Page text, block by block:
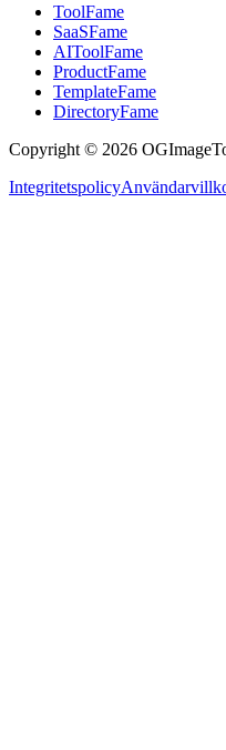
ToolFame
SaaSFame
AIToolFame
ProductFame
TemplateFame
DirectoryFame
Copyright © 2026
Integritetspolicy